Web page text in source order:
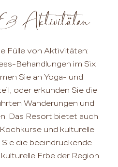
Aktivitäten
Fülle von Aktivitäten:
Behandlungen im Six
Sie an Yoga- und
oder erkunden Sie die
Wanderungen und
Das Resort bietet auch
und kulturelle
Sie die beeindruckende
Erbe der Region.